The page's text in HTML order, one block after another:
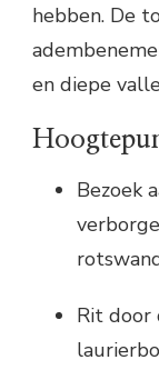
hebben. De
en diepe
Bezoek
Rit door